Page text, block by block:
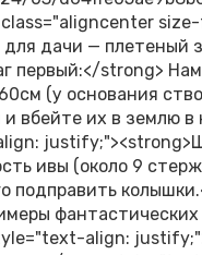
дачи — плетеный
первый:</strong>
(у основания
вбейте их в землю
ивы (около 9
подправить
align: